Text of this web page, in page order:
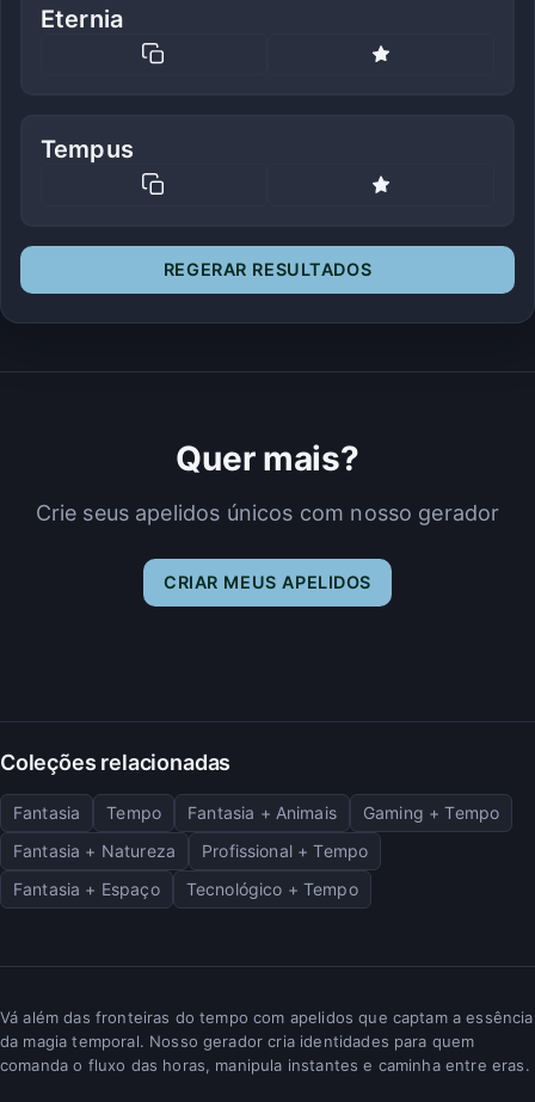
Eternia
Tempus
REGERAR RESULTADOS
Quer mais?
Crie seus apelidos únicos com nosso gerador
CRIAR MEUS APELIDOS
Coleções relacionadas
Fantasia Tempo Fantasia + Animais
Gaming + Tempo
Fantasia + Natureza
Profissional + Tempo
Fantasia + Espaço
Tecnológico + Tempo
Vá além das fronteiras do tempo com apelidos que captam a essência
da magia temporal. Nosso gerador cria identidades para quem
comanda o fluxo das horas, manipula instantes e caminha entre eras.